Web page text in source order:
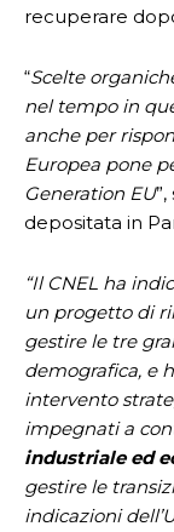
recuperare
“Scelte
nel tempo in
anche per
Europea pone
Generation EU
depositata in
“Il CNEL ha
un progetto di
gestire le tre
demografica, e
intervento
impegnati a
industriale ed
gestire le
indicazioni